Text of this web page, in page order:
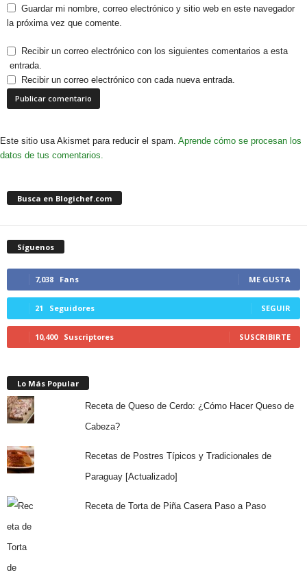
Guardar mi nombre, correo electrónico y sitio web en este navegador
la próxima vez que comente.
Recibir un correo electrónico con los siguientes comentarios a esta
entrada.
Recibir un correo electrónico con cada nueva entrada.
Este sitio usa Akismet para reducir el spam. Aprende cómo se procesan los
datos de tus comentarios.
Busca en Blogichef.com
Síguenos
7,038 Fans ME GUSTA
21 Seguidores SEGUIR
10,400 Suscriptores SUSCRIBIRTE
Lo Más Popular
Receta de Queso de Cerdo: ¿Cómo Hacer Queso de
Cabeza?
Recetas de Postres Típicos y Tradicionales de
Paraguay [Actualizado]
Receta de Torta de Piña Casera Paso a Paso